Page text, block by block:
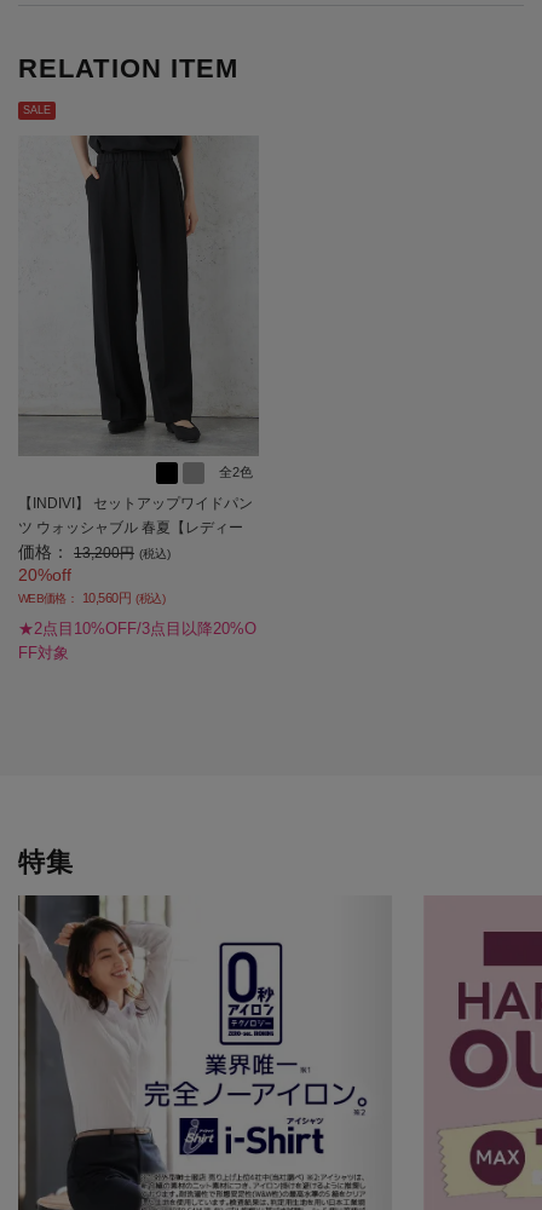
RELATION ITEM
SALE
全2色
【INDIVI】 セットアップワイドパン
ツ ウォッシャブル 春夏【レディー
ス】
価格： 13,200円 (税込)
20%off
WEB価格： 10,560円 (税込)
★2点目10%OFF/3点目以降20%O
FF対象
特集